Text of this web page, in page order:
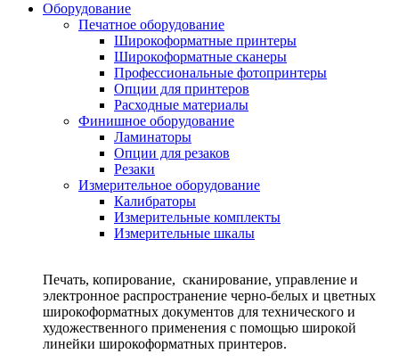
Оборудование
Печатное оборудование
Широкоформатные принтеры
Широкоформатные сканеры
Профессиональные фотопринтеры
Опции для принтеров
Расходные материалы
Финишное оборудование
Ламинаторы
Опции для резаков
Резаки
Измерительное оборудование
Калибраторы
Измерительные комплекты
Измерительные шкалы
Печать, копирование, сканирование, управление и
электронное распространение черно-белых и цветных
широкоформатных документов для технического и
художественного применения с помощью широкой
линейки широкоформатных принтеров.